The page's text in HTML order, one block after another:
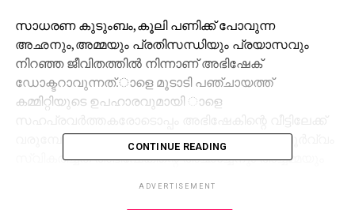
സാധരണ കുടുംബം,കൂലി പണിക്ക് പോവുന്ന
അഛനും,അമ്മയും പ്രതിസന്ധിയും പ്രയാസവും
നിറഞ്ഞ ജീവിതത്തില്‍ നിന്നാണ് അഭിഷേക്
ഡോക്ടറാവുന്നത്.ാളെ മൂടാടി പഞ്ചായത്ത്
കമ്മിറ്റിയുടെ ഉപഹാരവുമായി ാളെ
വരുമ്പോള്‍ ഞങ്ങളെ സ്‌നേഹത്തോടെ ഹൃദയപൂര്‍വ്വം
സ്വികരിച്ചത് അഭിഷേകിന്റെ അഛാച്ചനും അച്ചമ്മയും
CONTINUE READING
ADVERTISEMENT